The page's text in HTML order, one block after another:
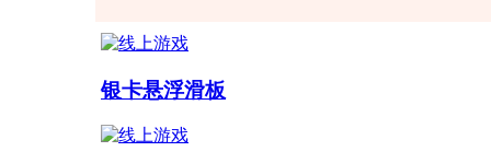
银卡悬浮滑板